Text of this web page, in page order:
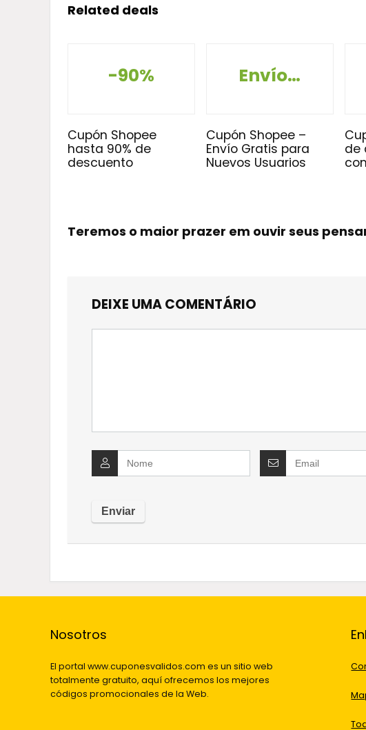
Related deals
-90%
Cupón Shopee
hasta 90% de
descuento
Envío Gratis
Cupón Shopee –
Envío Gratis para
Nuevos Usuarios
de
Teremos o maior prazer em ouvir seus
DEIXE UMA COMENTÁRIO
Nosotros
El portal www.cuponesvalidos.com es un sitio web
totalmente gratuito, aquí ofrecemos los mejores
códigos promocionales de la Web.